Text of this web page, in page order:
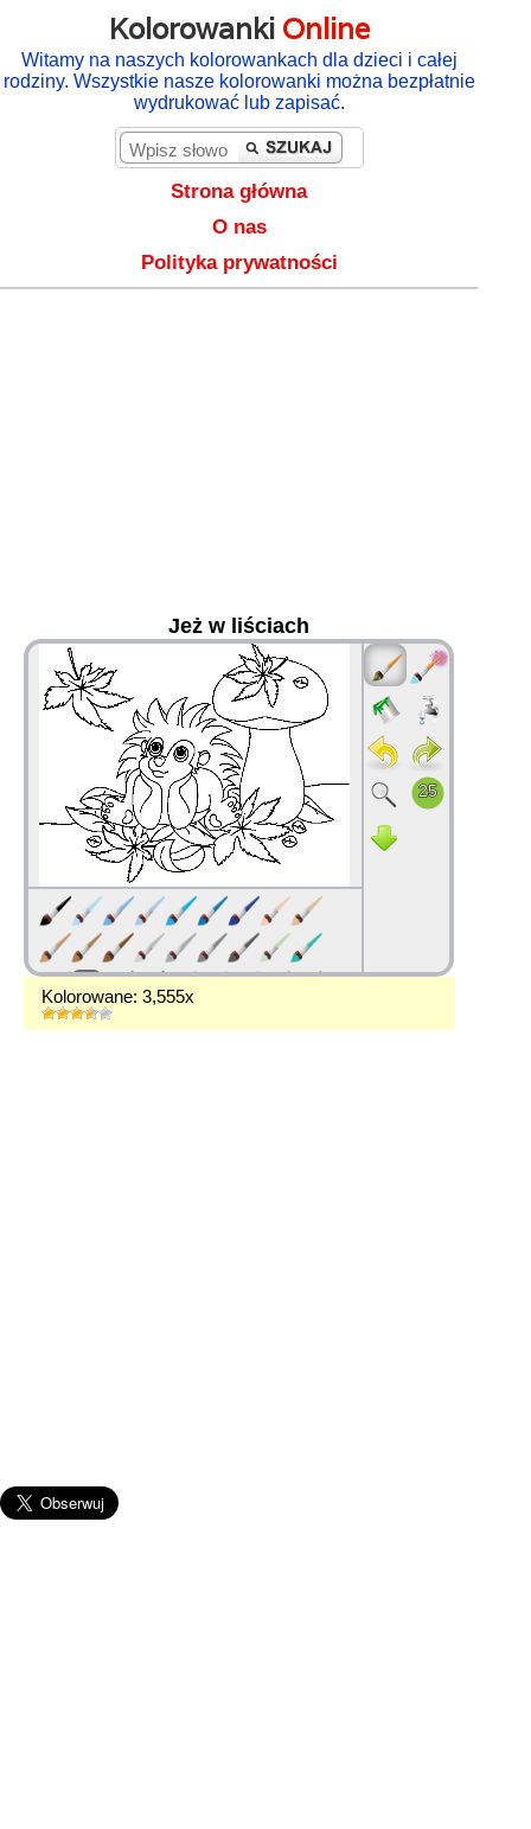
Kolorowanki Online
Witamy na naszych kolorowankach dla dzieci i całej
rodziny. Wszystkie nasze kolorowanki można bezpłatnie
wydrukować lub zapisać.
Strona główna
O nas
Polityka prywatności
Jeż w liściach
Kolorowane: 3,555x